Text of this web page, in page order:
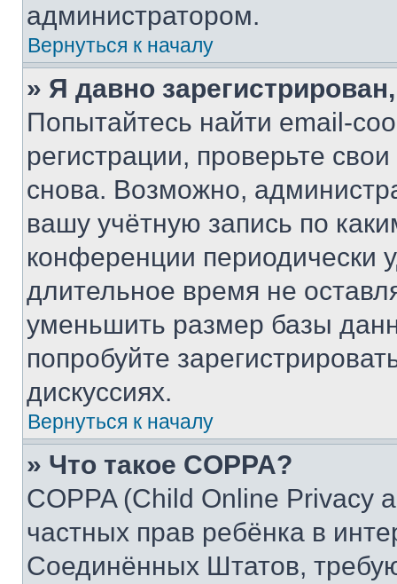
администратором.
Вернуться к началу
» Я давно
Попытайтесь найти email-
регистрации, проверьте
снова. Возможно,
вашу учётную запись по
конференции периодически
длительное время не
уменьшить размер базы
попробуйте
дискуссиях.
Вернуться к началу
» Что такое COPPA?
COPPA (Child Online Privacy
частных прав ребёнка в
Соединённых Штатов,